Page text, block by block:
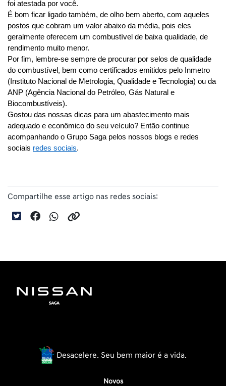
foi atestada por você.
É bom ficar ligado também, de olho bem aberto, com aqueles
postos que cobram um valor abaixo da média, pois eles
geralmente oferecem um combustível de baixa qualidade, de
rendimento muito menor.
Por fim, lembre-se sempre de procurar por selos de qualidade
do combustível, bem como certificados emitidos pelo Inmetro
(Instituto Nacional de Metrologia, Qualidade e Tecnologia) ou da
ANP (Agência Nacional do Petróleo, Gás Natural e
Biocombustíveis).
Gostou das nossas dicas para um abastecimento mais
adequado e econômico do seu veículo? Então continue
acompanhando o Grupo Saga pelos nossos blogs e redes
sociais redes sociais.
Compartilhe esse artigo nas redes sociais:
Desacelere. Seu bem maior é a vida.
Novos